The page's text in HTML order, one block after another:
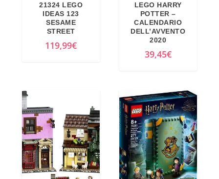
21324 LEGO
IDEAS 123
SESAME
STREET
119,99€
LEGO HARRY
POTTER –
CALENDARIO
DELL’AVVENTO
2020
39,45€